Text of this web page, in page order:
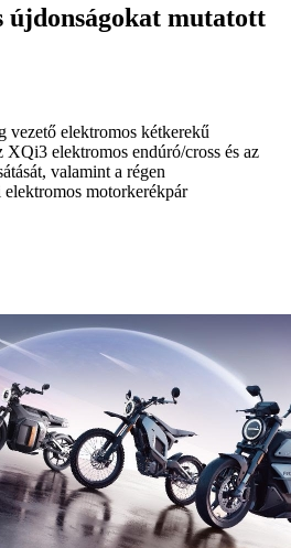
újdonságokat mutatott
elektromos kétkerekű
XQi3 elektromos endúró/cross és az
valamint a régen
motorkerékpár